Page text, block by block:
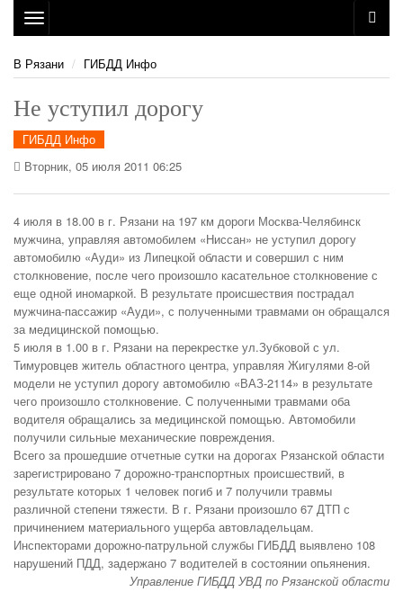
Toggle
navigation
В Рязани
ГИБДД Инфо
Не уступил дорогу
ГИБДД Инфо
Вторник, 05 июля 2011 06:25
4 июля в 18.00 в г. Рязани на 197 км дороги Москва-Челябинск
мужчина, управляя автомобилем «Ниссан» не уступил дорогу
автомобилю «Ауди» из Липецкой области и совершил с ним
столкновение, после чего произошло касательное столкновение с
еще одной иномаркой. В результате происшествия пострадал
мужчина-пассажир «Ауди», с полученными травмами он обращался
за медицинской помощью.
5 июля в 1.00 в г. Рязани на перекрестке ул.Зубковой с ул.
Тимуровцев житель областного центра, управляя Жигулями 8-ой
модели не уступил дорогу автомобилю «ВАЗ-2114» в результате
чего произошло столкновение. С полученными травмами оба
водителя обращались за медицинской помощью. Автомобили
получили сильные механические повреждения.
Всего за прошедшие отчетные сутки на дорогах Рязанской области
зарегистрировано 7 дорожно-транспортных происшествий, в
результате которых 1 человек погиб и 7 получили травмы
различной степени тяжести. В г. Рязани произошло 67 ДТП с
причинением материального ущерба автовладельцам.
Инспекторами дорожно-патрульной службы ГИБДД выявлено 108
нарушений ПДД, задержано 7 водителей в состоянии опьянения.
Управление ГИБДД УВД по Рязанской области